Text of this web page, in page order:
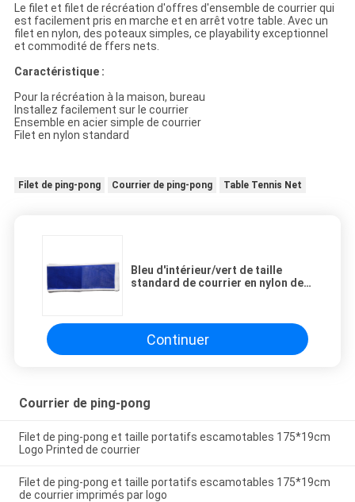
Le filet et filet de récréation d'offres d'ensemble de courrier qui
est facilement pris en marche et en arrêt votre table. Avec un
filet en nylon, des poteaux simples, ce playability exceptionnel
et commodité de ffers nets.
Caractéristique :
Pour la récréation à la maison, bureau
Installez facilement sur le courrier
Ensemble en acier simple de courrier
Filet en nylon standard
Filet de ping-pong Courrier de ping-pong Table Tennis Net
Bleu d'intérieur/vert de taille
standard de courrier en nylon de
Continuer
Courrier de ping-pong
Filet de ping-pong et taille portatifs escamotables 175*19cm
Logo Printed de courrier
Filet de ping-pong et taille portatifs escamotables 175*19cm
de courrier imprimés par logo